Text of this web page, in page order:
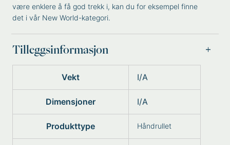
være enklere å få god trekk i, kan du for eksempel finne
det i vår New World-kategori.
Tilleggsinformasjon
Vekt I/A
Dimensjoner I/A
Produkttype Håndrullet